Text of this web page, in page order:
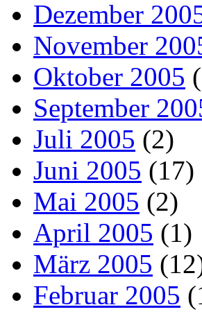
Dezember
November
Oktober 2005
September
Juli 2005 (2)
Juni 2005 (17)
Mai 2005 (2)
April 2005 (1)
März 2005
Februar 2005